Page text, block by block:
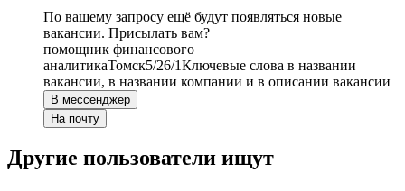
По вашему запросу ещё будут появляться новые
вакансии. Присылать вам?
помощник финансового
аналитикаТомск5/26/1Ключевые слова в названии
вакансии, в названии компании и в описании вакансии
В мессенджер
На почту
Другие пользователи ищут